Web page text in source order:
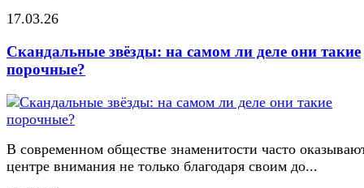
17.03.26
Скандальные звёзды: на самом ли деле они такие
порочные?
В современном обществе знаменитости часто
центре внимания не только благодаря своим до...